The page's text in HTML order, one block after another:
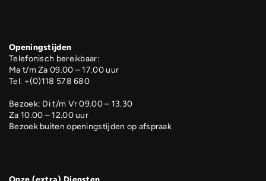
Openingstijden
Telefonisch bereikbaar:
Ma t/m Za 09.00 – 17.00 uur
Tel. +(0)118 578 680
Bezoek: Di t/m Vr 09.00 – 13.30
Za 10.00 – 12.00 uur
Bezoek buiten openingstijden op afspraak